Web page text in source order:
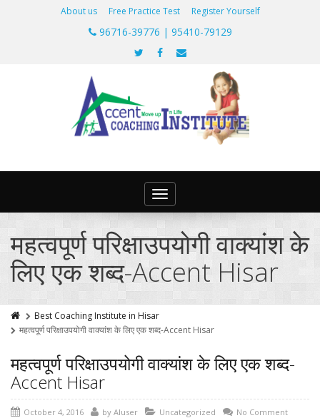
About us Free Practice Test Register Yourself
96716-39776 | 95410-79129
Toggle
navigation
महत्वपूर्ण परिक्षाउपयोगी वाक्यांश के
लिए एक शब्द-Accent Hisar
Best Coaching Institute in Hisar
महत्वपूर्ण परिक्षाउपयोगी वाक्यांश के लिए एक शब्द-Accent Hisar
महत्वपूर्ण परिक्षाउपयोगी वाक्यांश के लिए एक शब्द-
Accent Hisar
October 4, 2016 by AIuser Uncategorized No Comment